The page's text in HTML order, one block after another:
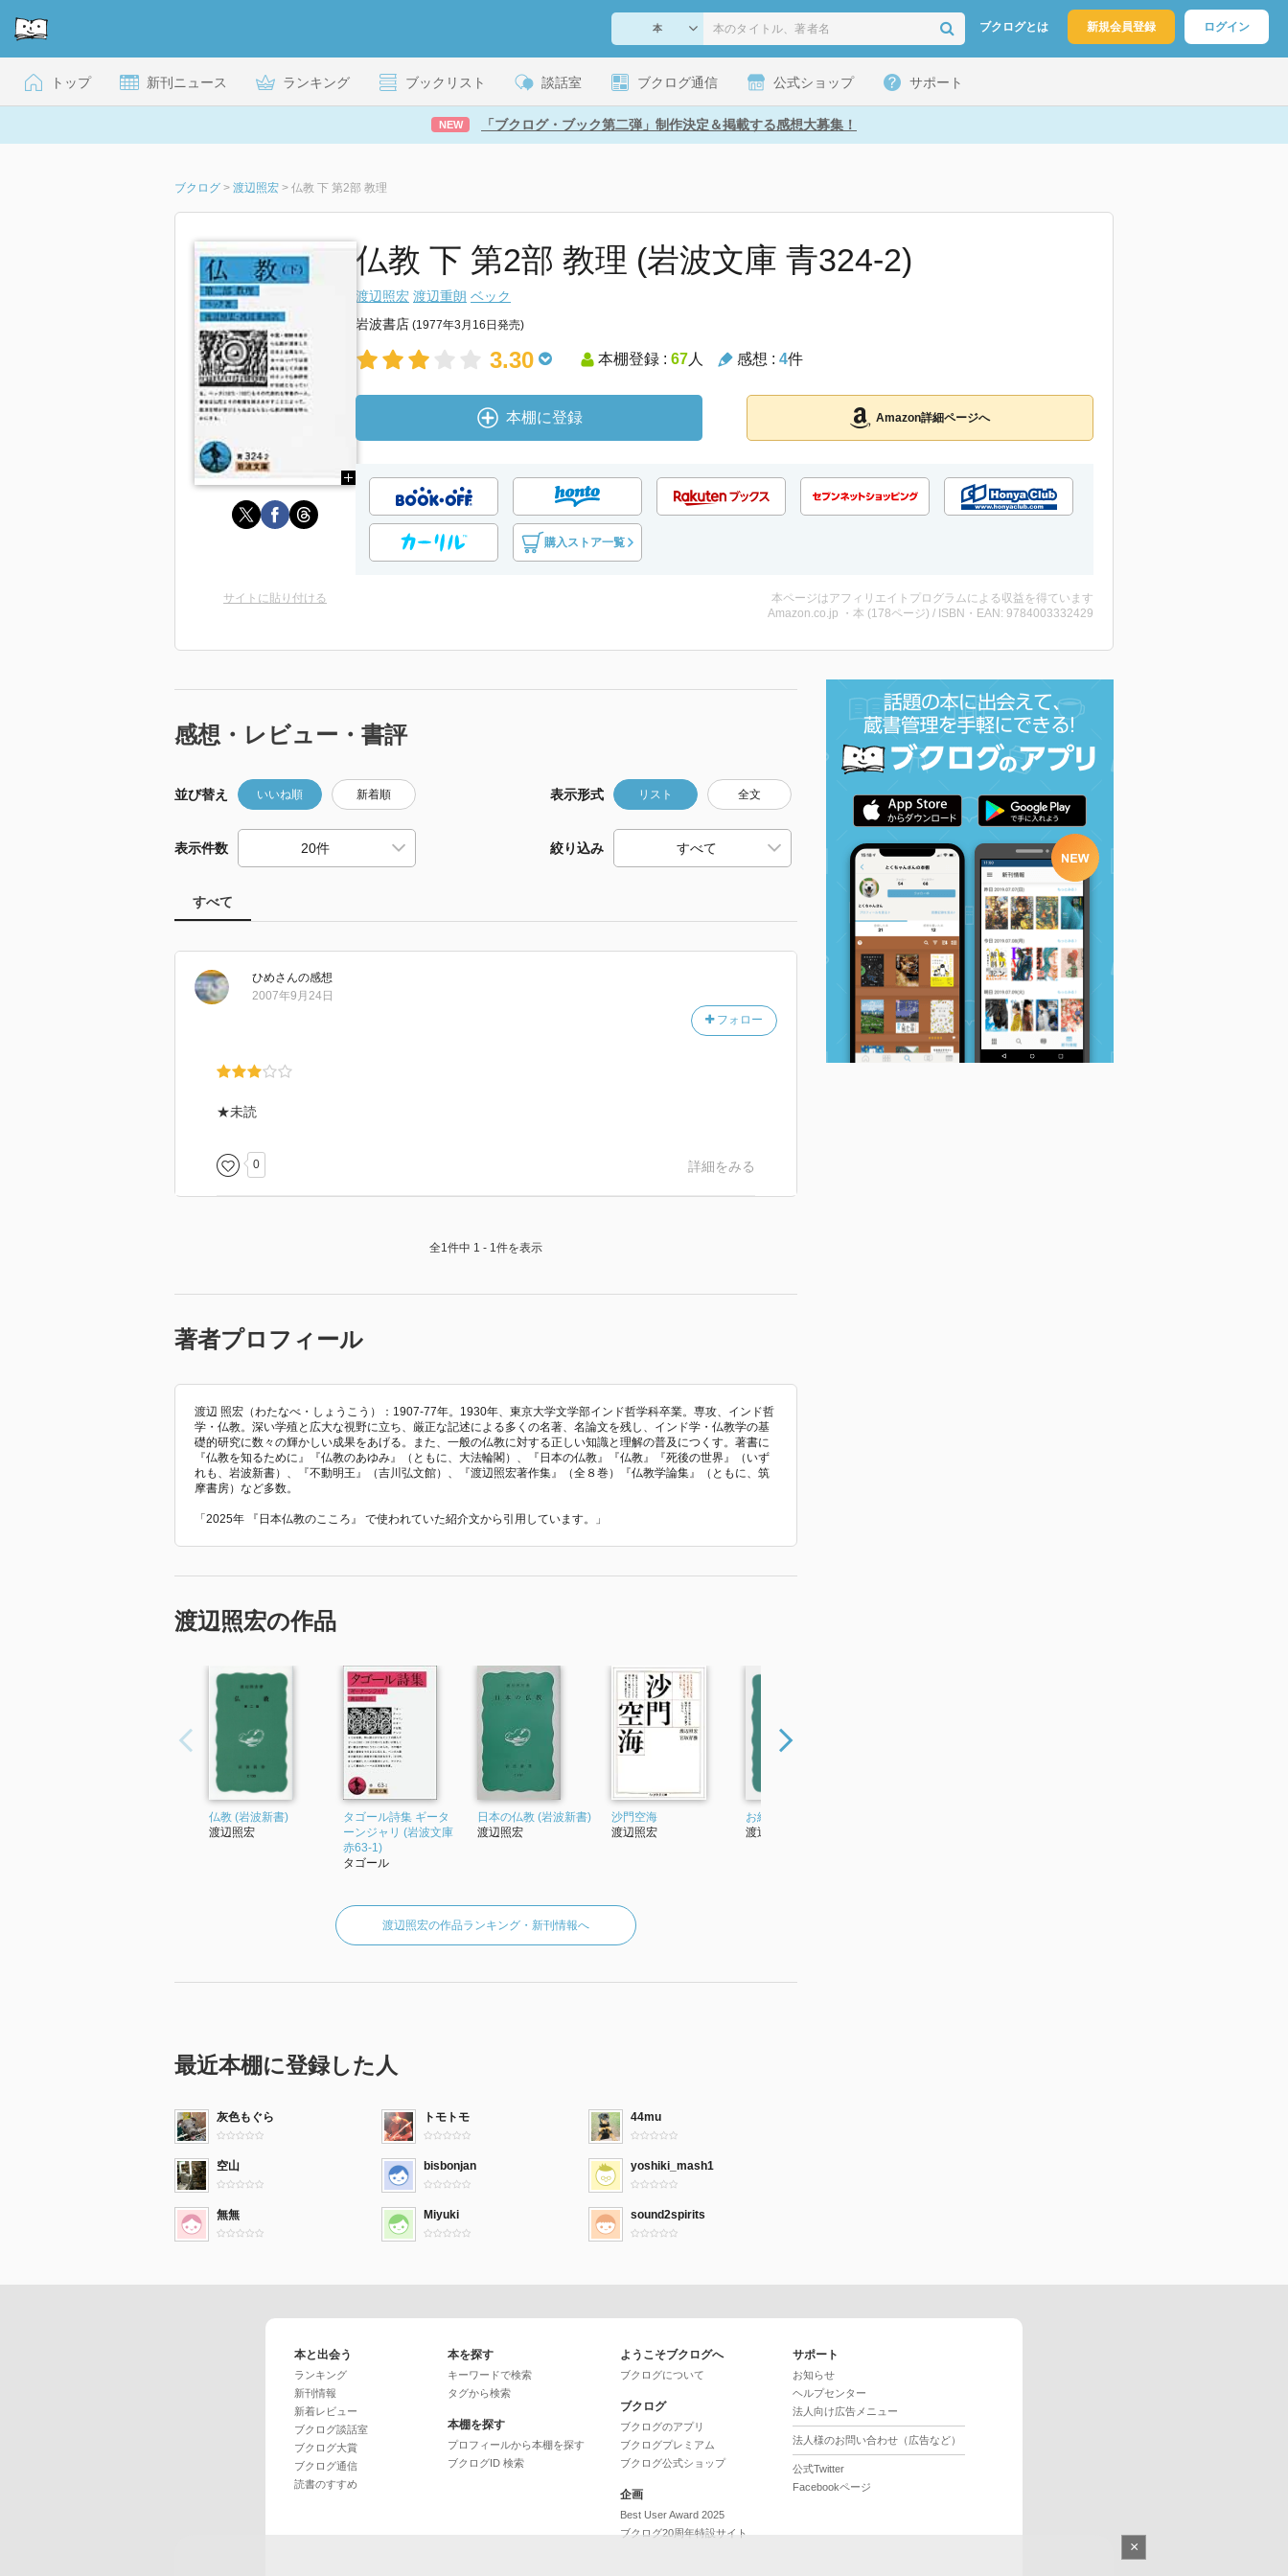
ブクログとは 新規会員登録 ログイン
トップ 新刊ニュース ランキング ブックリスト 談話室 ブクログ通信 公式ショップ サポート
NEW 「ブクログ・ブック第二弾」制作決定＆掲載する感想大募集！
ブクログ > 渡辺照宏 > 仏教 下 第2部 教理
仏教 下 第2部 教理 (岩波文庫 青324-2)
渡辺照宏 渡辺重朗 ベック
岩波書店 (1977年3月16日発売)
3.30 本棚登録 : 67人 感想 : 4件
本棚に登録 Amazon詳細ページへ
購入ストア一覧
サイトに貼り付ける
本ページはアフィリエイトプログラムによる収益を得ています
Amazon.co.jp ・本 (178ページ) / ISBN・EAN: 9784003332429
感想・レビュー・書評
並び替え いいね順 新着順 表示形式 リスト 全文
表示件数 絞り込み
すべて
ひめさんの感想
フォロー
2007年9月24日
★未読
0 詳細をみる
全1件中 1 - 1件を表示
著者プロフィール
渡辺 照宏（わたなべ・しょうこう）：1907-77年。1930年、東京大学文学部インド哲学科卒業。専攻、インド哲
学・仏教。深い学殖と広大な視野に立ち、厳正な記述による多くの名著、名論文を残し、インド学・仏教学の基
礎的研究に数々の輝かしい成果をあげる。また、一般の仏教に対する正しい知識と理解の普及につくす。著書に
『仏教を知るために』『仏教のあゆみ』（ともに、大法輪閣）、『日本の仏教』『仏教』『死後の世界』（いず
れも、岩波新書）、『不動明王』（吉川弘文館）、『渡辺照宏著作集』（全８巻）『仏教学論集』（ともに、筑
摩書房）など多数。
「2025年 『日本仏教のこころ』 で使われていた紹介文から引用しています。」
渡辺照宏の作品
仏教 (岩波新書)
渡辺照宏
タゴール詩集 ギータ
ーンジャリ (岩波文庫
赤63-1)
タゴール
日本の仏教 (岩波新書)
渡辺照宏
沙門空海
渡辺照宏
お経の話 (岩波新書)
渡辺照宏
渡辺照宏の作品ランキング・新刊情報へ
最近本棚に登録した人
灰色もぐら トモトモ 44mu
空山 bisbonjan yoshiki_mash1
無無 Miyuki sound2spirits
本と出会う
ランキング
新刊情報
新着レビュー
ブクログ談話室
ブクログ大賞
ブクログ通信
読書のすすめ
本を探す
キーワードで検索
タグから検索
本棚を探す
プロフィールから本棚を探す
ブクログID 検索
ようこそブクログへ
ブクログについて
ブクログ
ブクログのアプリ
ブクログプレミアム
ブクログ公式ショップ
企画
Best User Award 2025
ブクログ20周年特設サイト
サポート
お知らせ
ヘルプセンター
法人向け広告メニュー
法人様のお問い合わせ（広告など）
公式Twitter
Facebookページ
×